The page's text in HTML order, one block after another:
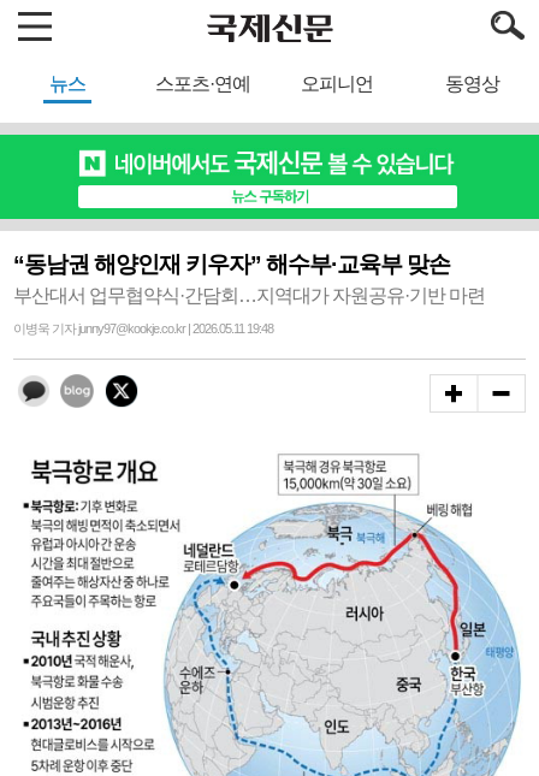
뉴스 스포츠·연예 오피니언 동영상
“동남권 해양인재 키우자” 해수부·교육부 맞손
부산대서 업무협약식·간담회…지역대가 자원공유·기반 마련
이병욱 기자 junny97@kookje.co.kr | 2026.05.11 19:48